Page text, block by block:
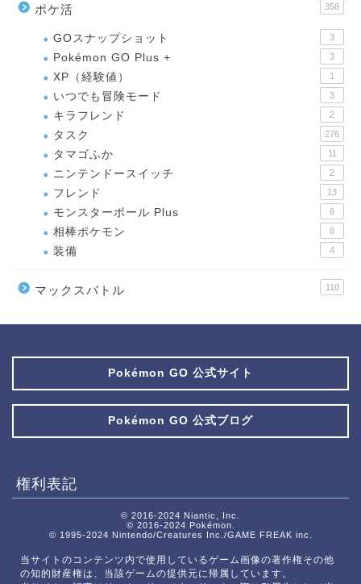
ポケ活 358
GOスナップショット 3
Pokémon GO Plus + 3
XP（経験値） 1
いつでも冒険モード 3
キラフレンド 2
タスク 276
タマゴふか 11
ニンテンドースイッチ 2
フレンド 13
モンスターボール Plus 6
相棒ポケモン 8
装備 4
マックスバトル 110
Pokémon GO 公式サイト
Pokémon GO 公式ブログ
権利表記
© 2016-2024 Niantic, Inc.
© 2016-2024 Pokémon.
© 1995-2024 Nintendo/Creatures Inc./GAME FREAK inc.
当サイトのコンテンツ内で使用しているゲーム画像の著作権その他
の知的財産権は、当該ゲームの提供元に帰属しています。